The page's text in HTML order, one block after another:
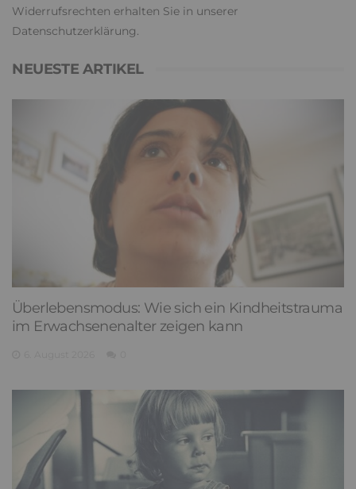
Widerrufsrechten erhalten Sie in unserer
Datenschutzerklärung.
NEUESTE ARTIKEL
Überlebensmodus: Wie sich ein Kindheitstrauma
im Erwachsenenalter zeigen kann